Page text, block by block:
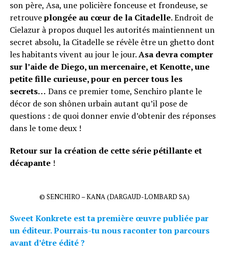
son père, Asa, une policière fonceuse et frondeuse, se
retrouveplongée au cœur de la Citadelle. Endroit de
Cielazur à propos duquel les autorités maintiennent un
secret absolu, la Citadelle se révèle être un ghetto dont
les habitants vivent au jour le jour.Asa devra compter
sur l’aide de Diego, un mercenaire, et Kenotte, une
petite fille curieuse, pour en percer tous les
secrets… Dans ce premier tome, Senchiro plante le
décor de son shônen urbain autant qu’il pose de
questions : de quoi donner envie d’obtenir des réponses
dans le tome deux !
Retour sur la création de cette série pétillante et
décapante!
© SENCHIRO – KANA (DARGAUD-LOMBARD SA)
Sweet Konkrete est ta première œuvre publiée par
un éditeur. Pourrais-tu nous raconter ton parcours
avant d’être édité ?